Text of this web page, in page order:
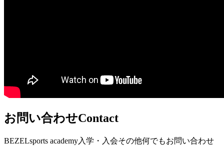
お問い合わせContact
BEZELsports academy入学・入会その他何でもお問い合わせ